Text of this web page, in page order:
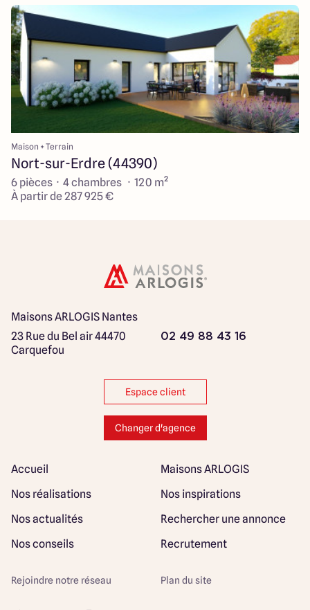
Maison + Terrain
Nort-sur-Erdre (44390)
6 pièces · 4 chambres · 120 m²
À partir de 287 925 €
Maisons ARLOGIS Nantes
23 Rue du Bel air44470
Carquefou
02 49 88 43 16
Espace client
Changer d'agence
Accueil
Maisons ARLOGIS
Nos réalisations
Nos inspirations
Nos actualités
Rechercher une annonce
Nos conseils
Recrutement
Rejoindre notre réseau Plan du site